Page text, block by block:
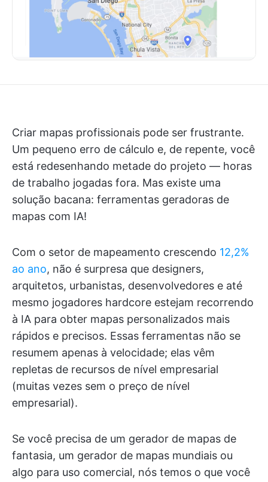
Criar mapas profissionais pode ser frustrante.
Um pequeno erro de cálculo e, de repente, você
está redesenhando metade do projeto — horas
de trabalho jogadas fora. Mas existe uma
solução bacana: ferramentas geradoras de
mapas com IA!
Com o setor de mapeamento crescendo 12,2%
ao ano, não é surpresa que designers,
arquitetos, urbanistas, desenvolvedores e até
mesmo jogadores hardcore estejam recorrendo
à IA para obter mapas personalizados mais
rápidos e precisos. Essas ferramentas não se
resumem apenas à velocidade; elas vêm
repletas de recursos de nível empresarial
(muitas vezes sem o preço de nível
empresarial).
Se você precisa de um gerador de mapas de
fantasia, um gerador de mapas mundiais ou
algo para uso comercial, nós temos o que você